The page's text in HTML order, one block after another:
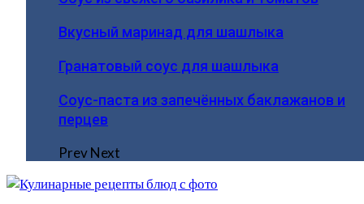
Вкусный маринад для шашлыка
Гранатовый соус для шашлыка
Соус-паста из запечённых баклажанов и
перцев
PrevNext